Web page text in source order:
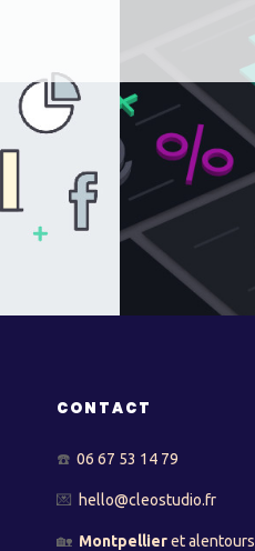
CONTACT
☎️06 67 53 14 79
💌 hello@cleostudio.fr
🏡 Montpellieret alentours